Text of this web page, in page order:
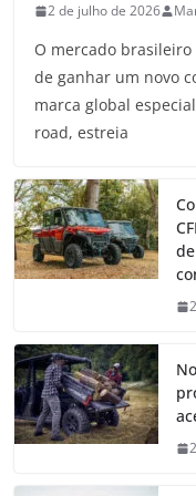
2 de julho de 2026
O mercado
de ganhar um novo
marca global
road, estreia